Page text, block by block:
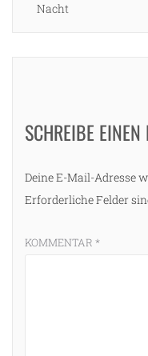
Nacht
SCHREIBE
Deine E-Mail-Adresse
Erforderliche Felder
KOMMENTAR *